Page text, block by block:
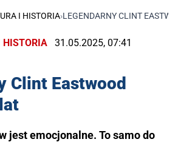
I HISTORIA›LEGENDARNY CLINT
HISTORIA 31.05.2025, 07:41
Clint Eastwood
jest emocjonalne. To samo do